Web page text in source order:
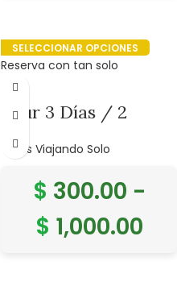
SELECCIONAR OPCIONES
Reserva con tan solo
Tour 3 Días / 2
Noches Cusco y
Machu Picchu.
Tours Viajando Solo
$ 300.00 -
$ 1,000.00